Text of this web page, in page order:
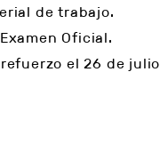
de trabajo.
Oficial.
el 26 de julio